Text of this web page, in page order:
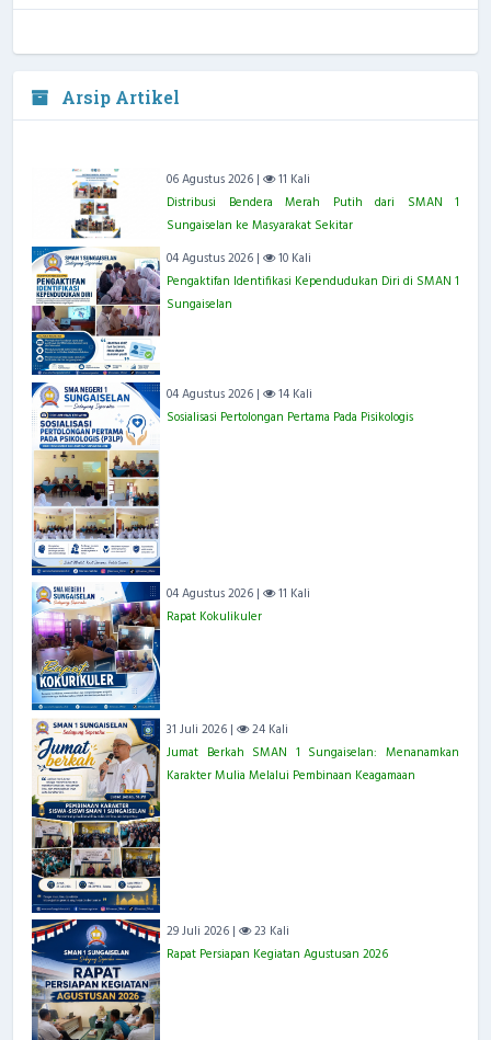
Arsip Artikel
06 Agustus 2026 |
11 Kali
Distribusi Bendera Merah Putih dari SMAN 1
Sungaiselan ke Masyarakat Sekitar
04 Agustus 2026 |
10 Kali
Pengaktifan Identifikasi Kependudukan Diri di SMAN 1
Sungaiselan
04 Agustus 2026 |
14 Kali
Sosialisasi Pertolongan Pertama Pada Pisikologis
04 Agustus 2026 |
11 Kali
Rapat Kokulikuler
31 Juli 2026 |
24 Kali
Jumat Berkah SMAN 1 Sungaiselan: Menanamkan
Karakter Mulia Melalui Pembinaan Keagamaan
29 Juli 2026 |
23 Kali
Rapat Persiapan Kegiatan Agustusan 2026